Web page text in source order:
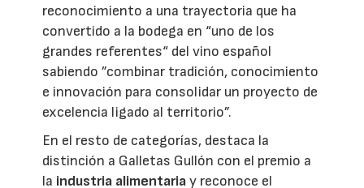
reconocimiento a una trayectoria que ha
convertido a la bodega en “uno de los
grandes referentes“ del vino español
sabiendo ”combinar tradición, conocimiento
e innovación para consolidar un proyecto de
excelencia ligado al territorio”.
En el resto de categorías, destaca la
distinción a Galletas Gullón con el premio a
la industria alimentariay reconoce el